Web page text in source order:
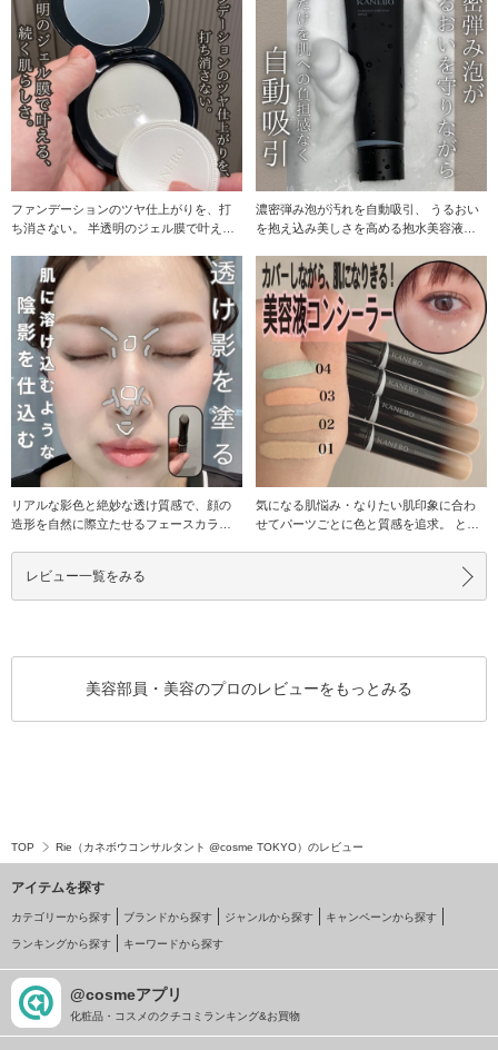
ファンデーションのツヤ仕上がりを、打
ち消さない。 半透明のジェル膜で叶え
濃密弾み泡が汚れを自動吸引、 うるおい
を抱え込み美しさを高める抱水美容液洗
リアルな影色と絶妙な透け質感で、顔の
造形を自然に際立たせるフェースカラ
気になる肌悩み・なりたい肌印象に合わ
せてパーツごとに色と質感を追求。 とび
レビュー一覧をみる
美容部員・美容のプロのレビューをもっとみる
TOP Rie（カネボウコンサルタント @cosme TOKYO）のレビュー
アイテムを探す
カテゴリーから探す ブランドから探す ジャンルから探す キャンペーンから探す
ランキングから探す キーワードから探す
@cosmeアプリ
化粧品・コスメのクチコミランキング&お買物